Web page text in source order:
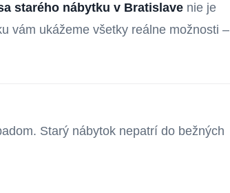
starého nábytku v Bratislave nie je
vám ukážeme všetky reálne možnosti –
Starý nábytok nepatrí do bežných